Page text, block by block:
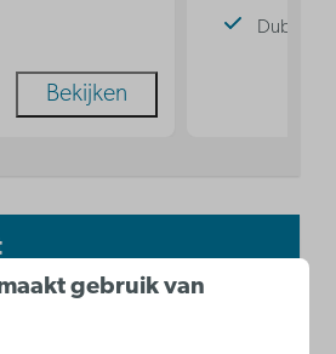
Bekijken
Dubbel
kust gebruik van